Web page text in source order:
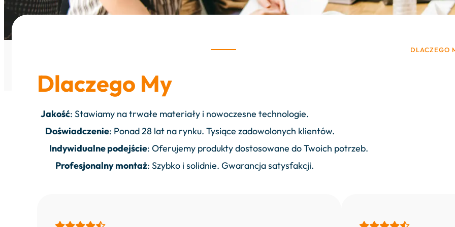
DLACZEGO
Dlaczego My
Jakość: Stawiamy na trwałe materiały i nowoczesne technologie.
Doświadczenie: Ponad 28 lat na rynku. Tysiące zadowolonych klientów.
Indywidualne podejście: Oferujemy produkty dostosowane do Twoich potrzeb.
Profesjonalny montaż: Szybko i solidnie. Gwarancja satysfakcji.